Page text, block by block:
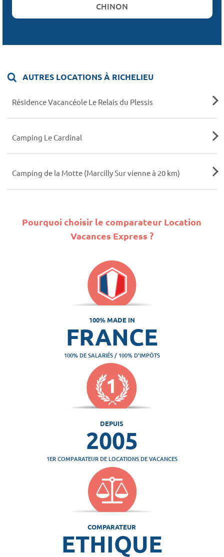
CHINON
AUTRES LOCATIONS À RICHELIEU
Résidence Vacancéole Le Relais du Plessis
Camping Le Cardinal
Camping de la Motte (Marcilly Sur vienne à 20 km)
Pourquoi choisir le comparateur Location
Vacances Express ?
100% MADE IN
FRANCE
100% DE SALARIÉS / 100% D'IMPÔTS
DEPUIS
2005
1ER COMPARATEUR DE LOCATIONS DE VACANCES
COMPARATEUR
ETHIQUE